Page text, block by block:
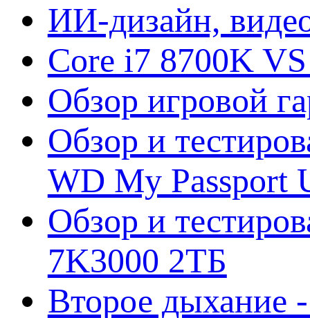
ИИ-дизайн,
Core i7 8700K
Обзор игровой
Обзор и
WD My Passport
Обзор и
7K3000 2ТБ
Второе дыхание